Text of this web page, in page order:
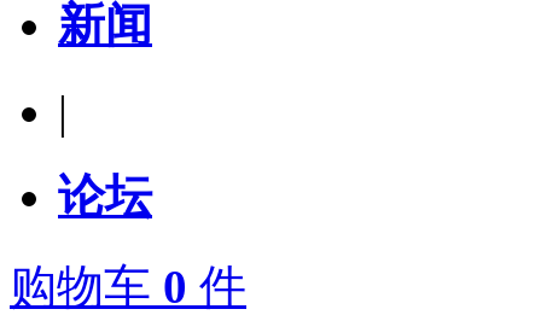
新闻
|
论坛
购物车 0 件